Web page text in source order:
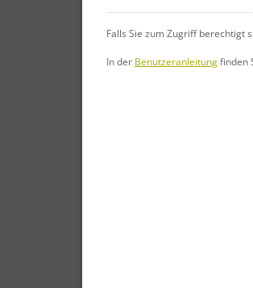
Falls Sie zum Zugriff berechtigt
In der Benutzeranleitungfinden